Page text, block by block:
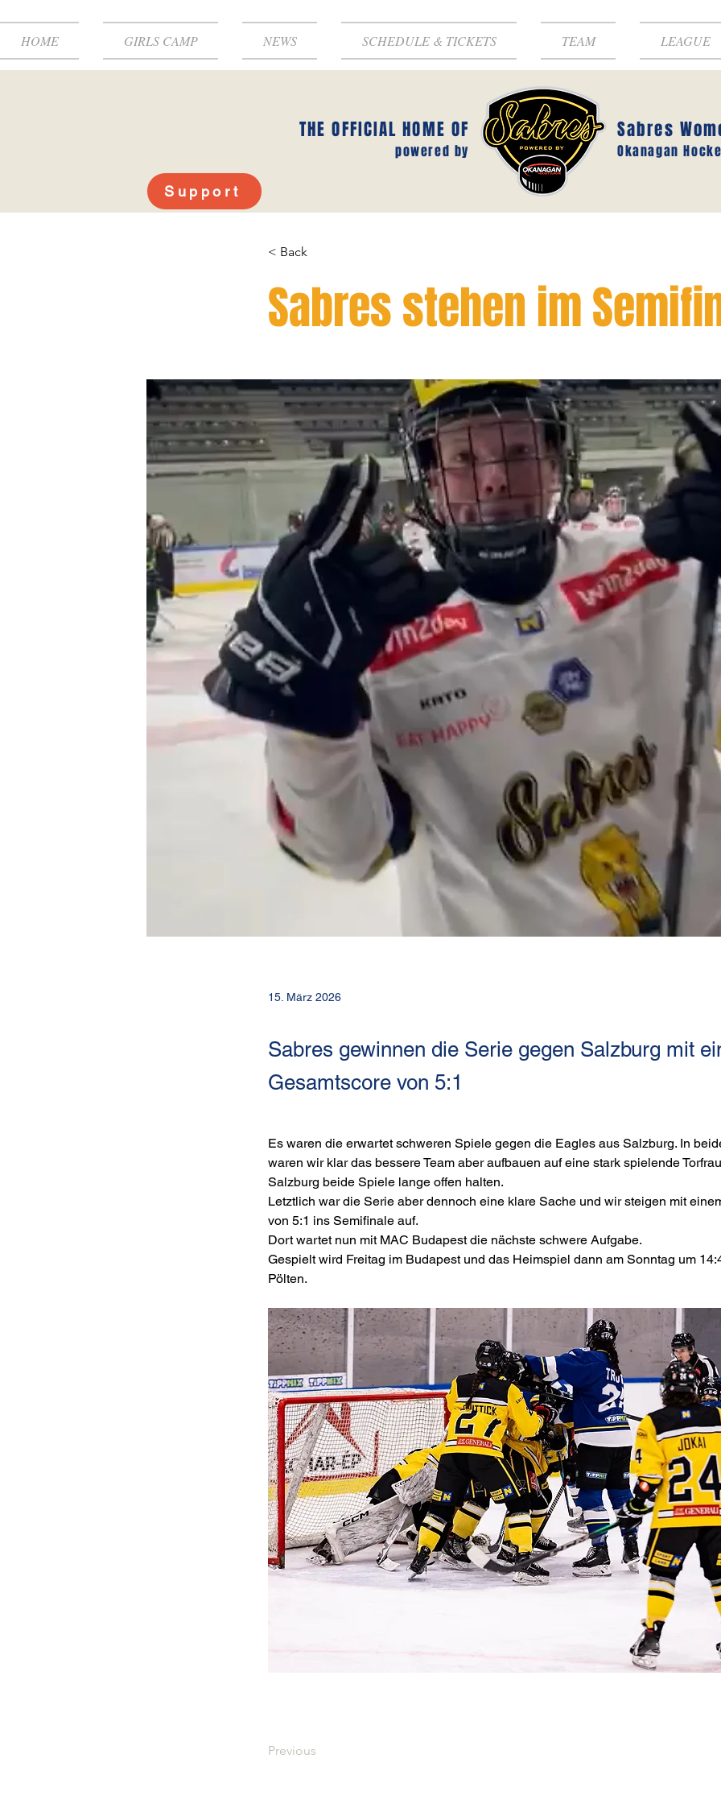
HOME GIRLS CAMP NEWS SCHEDULE & TICKETS TEAM LEAGUE
THE OFFICIAL HOME OF
powered by
Sabres
Okanagan
Support
< Back
Sabres stehen im
15. März 2026
Sabres gewinnen die Serie gegen Salzburg mit
Gesamtscore von 5:1
Es waren die erwartet schweren Spiele gegen die Eagles aus Salzburg. In
waren wir klar das bessere Team aber aufbauen auf eine stark spielende
Salzburg beide Spiele lange offen halten.
Letztlich war die Serie aber dennoch eine klare Sache und wir steigen mit
von 5:1 ins Semifinale auf.
Dort wartet nun mit MAC Budapest die nächste schwere Aufgabe.
Gespielt wird Freitag im Budapest und das Heimspiel dann am Sonntag um
Pölten.
Previous